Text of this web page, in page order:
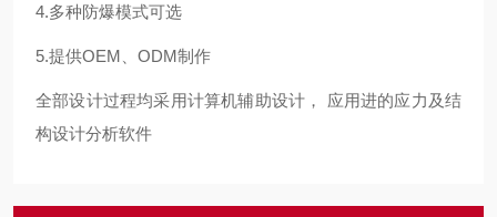
4.多种防爆模式可选
5.提供OEM、ODM制作
全部设计过程均采用计算机辅助设计， 应用进的应力及结
构设计分析软件